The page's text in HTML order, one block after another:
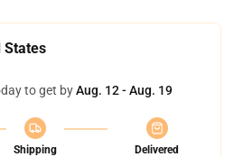
States
to get byAug. 12 - Aug. 19
Shipping
Delivered